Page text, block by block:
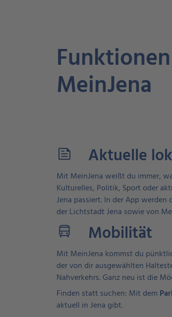
MeinJena
feed Aktuelle
Mit MeinJena weißt du immer,
Kulturelles, Politik, Sport oder
Jena passiert. In der App
der Lichtstadt Jena sowie von
directions_bus Mobilität
Mit MeinJena kommst du
der von dir ausgewählten
Nahverkehrs. Ganz neu ist die
Finden statt suchen: Mit dem
aktuell in Jena gibt.